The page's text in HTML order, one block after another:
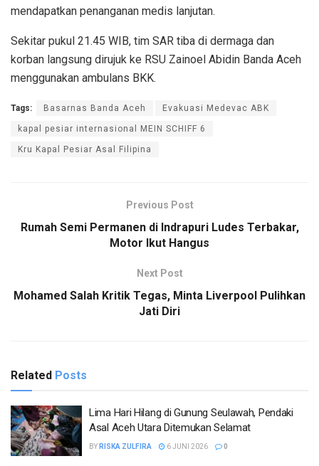
mendapatkan penanganan medis lanjutan.
Sekitar pukul 21.45 WIB, tim SAR tiba di dermaga dan
korban langsung dirujuk ke RSU Zainoel Abidin Banda Aceh
menggunakan ambulans BKK.
Tags: Basarnas Banda Aceh Evakuasi Medevac ABK
kapal pesiar internasional MEIN SCHIFF 6
Kru Kapal Pesiar Asal Filipina
Previous Post
Rumah Semi Permanen di Indrapuri Ludes Terbakar,
Motor Ikut Hangus
Next Post
Mohamed Salah Kritik Tegas, Minta Liverpool Pulihkan
Jati Diri
Related Posts
Lima Hari Hilang di Gunung Seulawah, Pendaki
Asal Aceh Utara Ditemukan Selamat
BY RISKA ZULFIRA 6 JUNI 2026 0